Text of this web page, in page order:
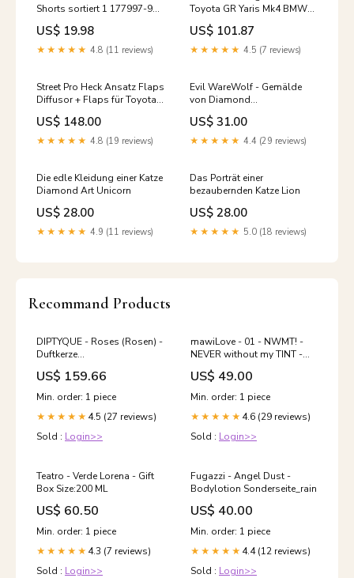
Shorts sortiert 1 177997-901
Größe:6 = L
US$ 19.98
★★★★★ 4.8 (11 reviews)
Toyota GR Yaris Mk4 BMW
1er F20
US$ 101.87
★★★★★ 4.5 (7 reviews)
Street Pro Heck Ansatz Flaps
Diffusor + Flaps für Toyota
GR Corolla Mk12
05_HECKSPOILER
US$ 148.00
★★★★★ 4.8 (19 reviews)
Evil WareWolf - Gemälde
von Diamond
Type:Quadratischer Diamant
US$ 31.00
★★★★★ 4.4 (29 reviews)
Die edle Kleidung einer Katze
Diamond Art Unicorn
US$ 28.00
★★★★★ 4.9 (11 reviews)
Das Porträt einer
bezaubernden Katze Lion
US$ 28.00
★★★★★ 5.0 (18 reviews)
Recommand Products
DIPTYQUE - Roses (Rosen) -
Duftkerze
Sonderseite_Lakritze
US$ 159.66
Min. order: 1 piece
★★★★★ 4.5 (27 reviews)
Sold : Login>>
mawiLove - 01 - NWMT! -
NEVER without my TINT -
Tinted Face Serum - Size:30
ML
US$ 49.00
Min. order: 1 piece
★★★★★ 4.6 (29 reviews)
Sold : Login>>
Teatro - Verde Lorena - Gift
Box Size:200 ML
US$ 60.50
Min. order: 1 piece
★★★★★ 4.3 (7 reviews)
Sold : Login>>
Fugazzi - Angel Dust -
Bodylotion Sonderseite_rain
US$ 40.00
Min. order: 1 piece
★★★★★ 4.4 (12 reviews)
Sold : Login>>